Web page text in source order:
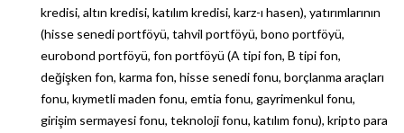
kredisi, altın kredisi, katılım kredisi, karz-ı hasen), yatırımlarının
(hisse senedi portföyü, tahvil portföyü, bono portföyü,
eurobond portföyü, fon portföyü (A tipi fon, B tipi fon,
değişken fon, karma fon, hisse senedi fonu, borçlanma araçları
fonu, kıymetli maden fonu, emtia fonu, gayrimenkul fonu,
girişim sermayesi fonu, teknoloji fonu, katılım fonu), kripto para